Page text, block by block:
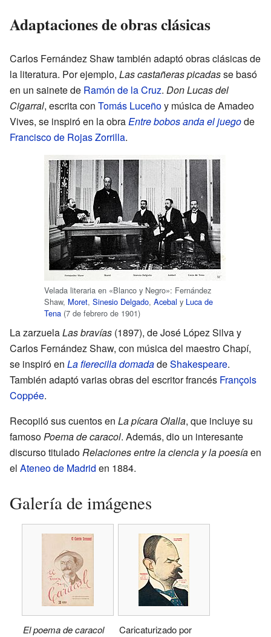
Adaptaciones de obras clásicas
Carlos Fernández Shaw también adaptó obras clásicas de
la literatura. Por ejemplo, Las castañeras picadasse basó
en un sainete de Ramón de la Cruz. Don Lucas del
Cigarral, escrita con Tomás Luceñoy música de Amadeo
Vives, se inspiró en la obraEntre bobos anda el juegode
Francisco de Rojas Zorrilla.
Velada literaria en «Blanco y Negro»: Fernández
Shaw, Moret, Sinesio Delgado, Acebal y Luca de
Tena (7 de febrero de 1901)
La zarzuelaLas bravías (1897), de José López Silva y
Carlos Fernández Shaw, con música del maestro Chapí,
se inspiró en La fierecilla domadadeShakespeare.
También adaptó varias obras del escritor francés François
Coppée.
Recopiló sus cuentos en La pícara Olalla, que incluye su
famosoPoema de caracol. Además, dio un interesante
discurso tituladoRelaciones entre la ciencia y la poesíaen
el Ateneo de Madrid en 1884.
Galería de imágenes
El poema de caracol
Caricaturizado por